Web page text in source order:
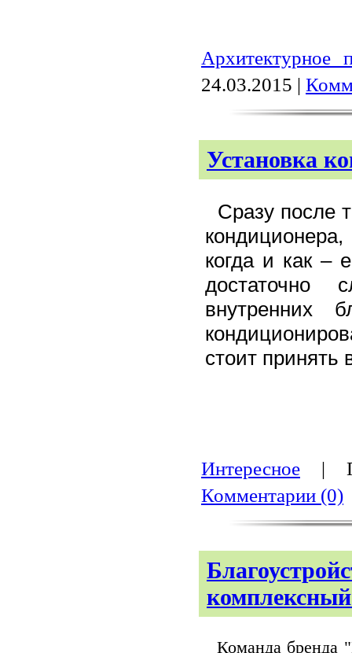
Архитектурное
24.03.2015 |
Установка
Сразу после
когда и как –
достаточно
внутренних
стоит принять
Интересное |
Комментарии (0)
Команда бренда